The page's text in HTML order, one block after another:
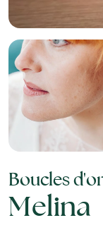
Boucles
Melina